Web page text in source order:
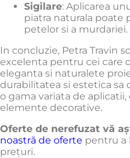
Sigilare: Aplicarea
piatra naturala poate
petelor si a murdariei.
In concluzie, Petra Travin
excelenta pentru cei care
eleganta si naturalete
durabilitatea si estetica
o gama variata de
elemente decorative.
Oferte de nerefuzat vă
noastră de oferte pentru a
prețuri.